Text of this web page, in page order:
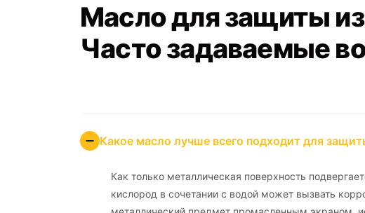
Масло для защиты
Часто задаваемые
Какое масло лучше всего подходит для
Как только металлическая поверхность
кислород в сочетании с водой может вызвать